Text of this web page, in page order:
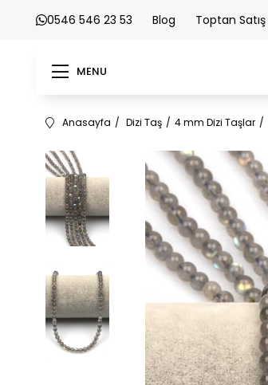
0546 546 23 53 Blog Toptan Satış
MENU
Anasayfa Dizi Taş 4 mm Dizi Taşlar